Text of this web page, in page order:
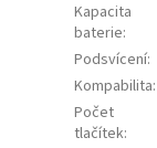
Kapacita
baterie:
Podsvícení:
Kompabilita:
Počet
tlačítek: